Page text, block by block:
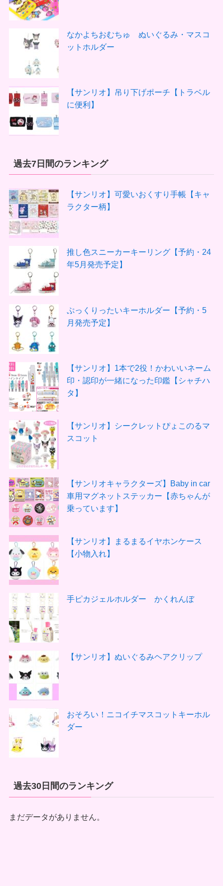
なかよちおむちゅ ぬいぐるみ・マスコ
ットホルダー
【サンリオ】吊り下げポーチ【トラベル
に便利】
過去7日間のランキング
【サンリオ】可愛いおくすり手帳【キャ
ラクター柄】
推し色スニーカーキーリング【予約・24
年5月発売予定】
ぷっくりったいキーホルダー【予約・5
月発売予定】
【サンリオ】1本で2役！かわいいネーム
印・認印が一緒になった印鑑【シャチハ
タ】
【サンリオ】シークレットぴょこのるマ
スコット
【サンリオキャラクターズ】Baby in car
車用マグネットステッカー【赤ちゃんが
乗っています】
【サンリオ】まるまるイヤホンケース
【小物入れ】
手ピカジェルホルダー かくれんぼ
【サンリオ】ぬいぐるみヘアクリップ
おそろい！ニコイチマスコットキーホル
ダー
過去30日間のランキング
まだデータがありません。